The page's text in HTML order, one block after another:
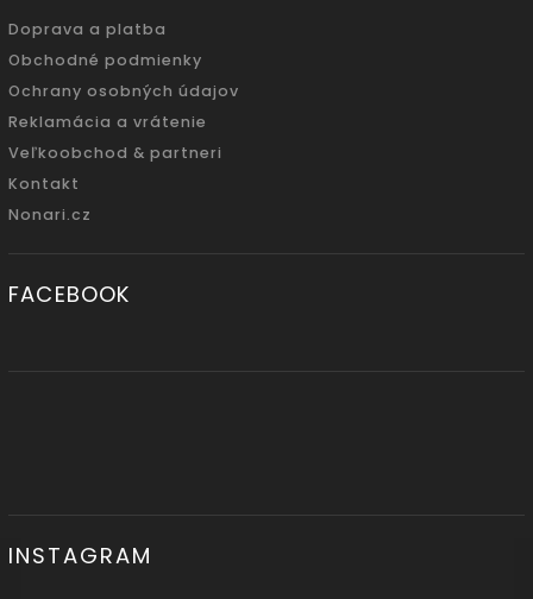
Doprava a platba
Obchodné podmienky
Ochrany osobných údajov
Reklamácia a vrátenie
Veľkoobchod & partneri
Kontakt
Nonari.cz
FACEBOOK
INSTAGRAM